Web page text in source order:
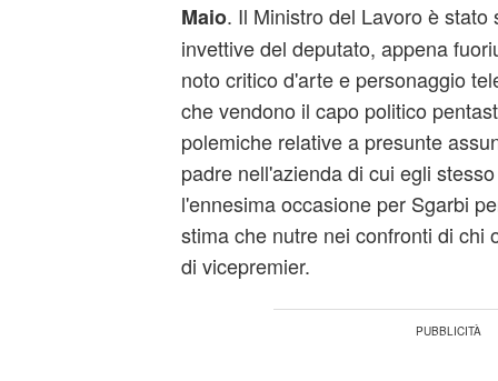
Maio. Il Ministro del Lavoro è stato
invettive del deputato, appena
noto critico d'arte e personaggio
che vendono il capo politico
polemiche relative a presunte
padre nell'azienda di cui egli
l'ennesima occasione per Sgarbi
stima che nutre nei confronti di chi
di vicepremier.